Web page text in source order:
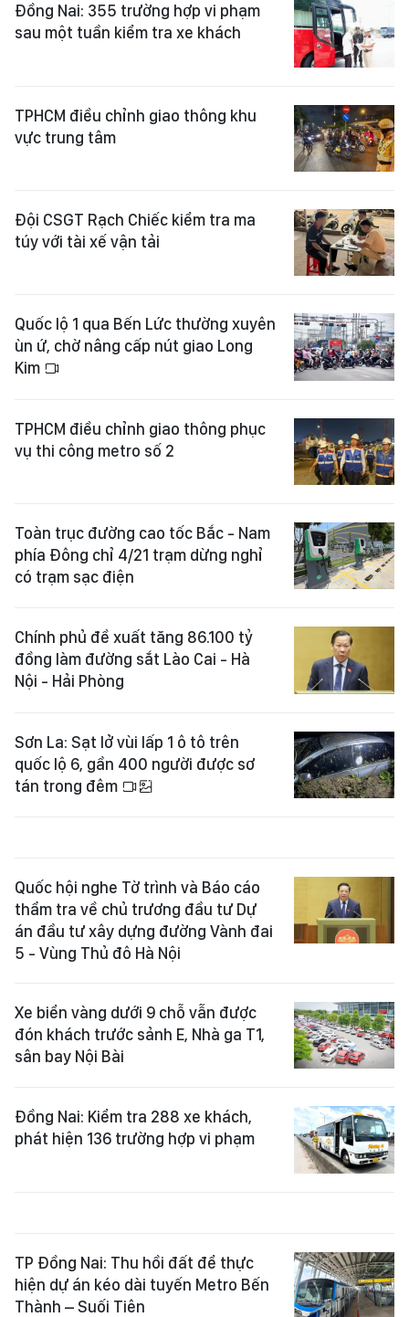
Đồng Nai: 355 trường hợp vi phạm
sau một tuần kiểm tra xe khách
TPHCM điều chỉnh giao thông khu
vực trung tâm
Đội CSGT Rạch Chiếc kiểm tra ma
túy với tài xế vận tải
Quốc lộ 1 qua Bến Lức thường xuyên
ùn ứ, chờ nâng cấp nút giao Long
Kim
TPHCM điều chỉnh giao thông phục
vụ thi công metro số 2
Toàn trục đường cao tốc Bắc - Nam
phía Đông chỉ 4/21 trạm dừng nghỉ
có trạm sạc điện
Chính phủ đề xuất tăng 86.100 tỷ
đồng làm đường sắt Lào Cai - Hà
Nội - Hải Phòng
Sơn La: Sạt lở vùi lấp 1 ô tô trên
quốc lộ 6, gần 400 người được sơ
tán trong đêm
Quốc hội nghe Tờ trình và Báo cáo
thẩm tra về chủ trương đầu tư Dự
án đầu tư xây dựng đường Vành đai
5 - Vùng Thủ đô Hà Nội
Xe biển vàng dưới 9 chỗ vẫn được
đón khách trước sảnh E, Nhà ga T1,
sân bay Nội Bài
Đồng Nai: Kiểm tra 288 xe khách,
phát hiện 136 trường hợp vi phạm
TP Đồng Nai: Thu hồi đất để thực
hiện dự án kéo dài tuyến Metro Bến
Thành – Suối Tiên